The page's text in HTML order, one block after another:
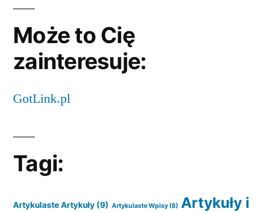
Może to Cię
zainteresuje:
GotLink.pl
Tagi:
Artykulaste Artykuły (9) Artykulaste Wpisy (8) Artykuły i